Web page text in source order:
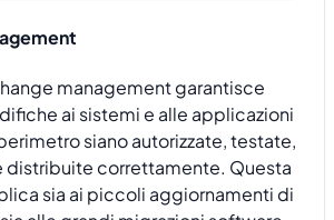
management garantisce
ai sistemi e alle applicazioni
siano autorizzate, testate,
distribuite correttamente. Questa
sia ai piccoli aggiornamenti di